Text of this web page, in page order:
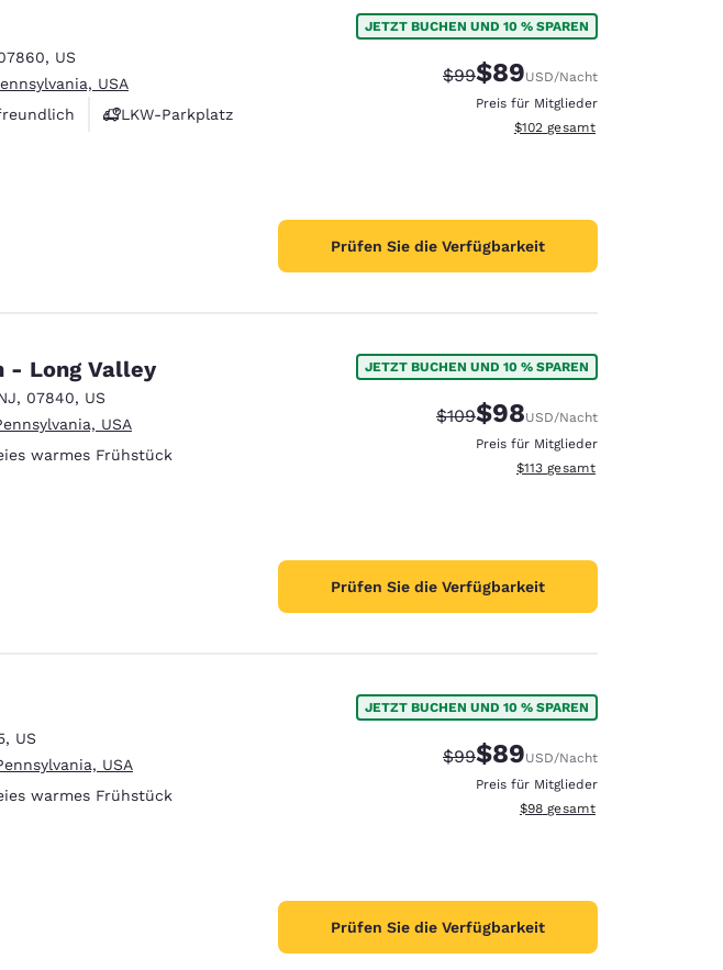
, US
USA
LKW-Parkplatz
JETZT BUCHEN UND 10 % SPAREN
Durchgestrichener Preis:
$99Vergünstigter Preis:
$89USD/Nacht
Preis für Mitglieder
Geschätzte Gesamtdetails
$102 gesamt
Prüfen Sie die Verfügbarkeit
- Long Valley
, 07840, US
USA
warmes Frühstück
JETZT BUCHEN UND 10 % SPAREN
Durchgestrichener Preis:
$109Vergünstigter Preis:
$98USD/Nacht
Preis für Mitglieder
Geschätzte Gesamtdetails
$113 gesamt
Prüfen Sie die Verfügbarkeit
, US
USA
warmes Frühstück
JETZT BUCHEN UND 10 % SPAREN
Durchgestrichener Preis:
$99Vergünstigter Preis:
$89USD/Nacht
Preis für Mitglieder
Geschätzte Gesamtdetails
$98 gesamt
Prüfen Sie die Verfügbarkeit